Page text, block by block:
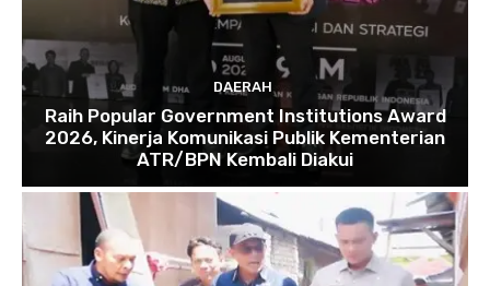
DAERAH
Raih Popular Government Institutions Award
2026, Kinerja Komunikasi Publik Kementerian
ATR/BPN Kembali Diakui